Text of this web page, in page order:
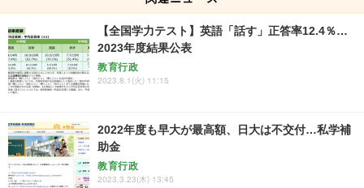
【全国学力テスト】英語「話す」正答率12.4％…
2023年度結果公表
教育行政
2023.8.1(火) 11:15
2022年度も早大が最高額、日大は不交付…私学補
助金
教育行政
2023.3.23(木) 13:45